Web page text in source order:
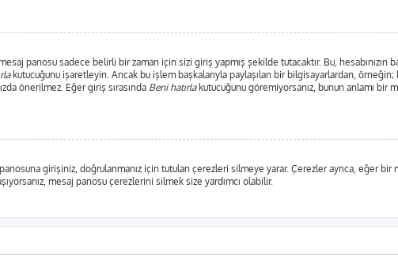
panosu sadece belirli bir zaman için sizi giriş yapmış şekilde tutacaktır. Bu, hesabınızın
kutucuğunu işaretleyin. Ancak bu işlem başkalarıyla paylaşılan bir bilgisayarlardan,
önerilmez. Eğer giriş sırasında Beni hatırlakutucuğunu göremiyorsanız, bunun anlamı bir
girişiniz, doğrulanmanız için tutulan çerezleri silmeye yarar. Çerezler ayrıca, eğer bir
mesaj panosu çerezlerini silmek size yardımcı olabilir.